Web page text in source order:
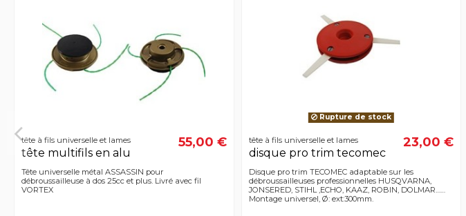
tête à fils universelle et lames
tête multifils en alu
55,00 €
Tête universelle métal ASSASSIN pour
débroussailleuse à dos 25cc et plus. Livré avec fil
VORTEX
Rupture de stock
tête à fils universelle et lames
disque pro trim tecomec
23,00 €
Disque pro trim TECOMEC adaptable sur les
débroussailleuses professionnelles HUSQVARNA,
JONSERED, STIHL ,ECHO, KAAZ, ROBIN, DOLMAR……
Montage universel, Ø: ext:300mm.